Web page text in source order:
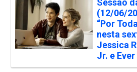
Sessão
(12/06/
“Por
nesta
Jessica
Jr. e